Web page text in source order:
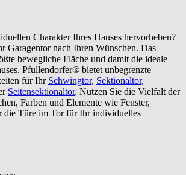
Charakter Ihres Hauses hervorheben?
Garagentor nach Ihren Wünschen. Das
bewegliche Fläche und damit die ideale
Pfullendorfer® bietet unbegrenzte
für Ihr Schwingtor, Sektionaltor,
Seitensektionaltor. Nutzen Sie die Vielfalt der
Farben und Elemente wie Fenster,
die Türe im Tor für Ihr individuelles